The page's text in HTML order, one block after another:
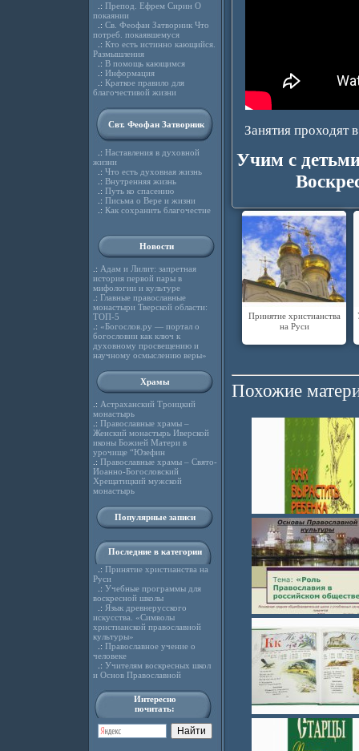
.: Препод. Ефрем Сирин О
покаянии
.: Св. Феофан Затворник Что
потреб. покаявшемуся
.: Кто есть истинно кающийся.
Размышления
.: В помощь кающимся
.: Информация
.: Краткое правило для
благочестивой жизни
Свт. Феофан Затворник
.: Наставления в духовной
жизни
.: Что есть духовная жизнь
.: Внутренняя жизнь
.: Путь ко спасению
.: Письма о Вере и жизни
.: Как сохранить благочестие
Новости
.: Адам и Лилит: запретная
история первой пары в
мифологии и культуре
.: Главные православные
монастыри Тверской области:
ТОП-5
.: «Богослов.ру — портал о
богословии как ключ к
духовному просвещению и
научному осмыслению веры»
Храмы
.: Астраханский Троицкий
монастырь
.: Православные храмы –
Женский монастырь Иверской
иконы Божией Матери в
урочище “Юзефин
.: Православные храмы – Свято-
Иоанно-Богословский
Хрещатицкий мужской
монастырь
Популярные записи
Последние в категории
.: Принятие христианства на
Руси
.: Учебные программы для
воскресной школы
.: Язык древнерусского
искусства. «Символы
христианской православной
культуры»
.: Православное учение о
человеке
.: Учителям воскресных школ
и Основ Православной
Интересно
почитать:
Занятия проходят
Учим с
Принятие христианства
на Руси
Похожие